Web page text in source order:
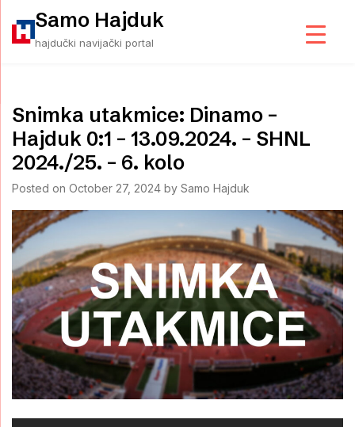
content
Samo Hajduk
hajdučki navijački portal
Snimka utakmice: Dinamo –
Hajduk 0:1 – 13.09.2024. – SHNL
2024./25. – 6. kolo
Posted on October 27, 2024 by Samo Hajduk